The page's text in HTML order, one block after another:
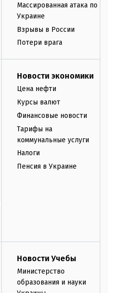
Массированная атака по
Украине
Взрывы в России
Потери врага
Новости экономики
Цена нефти
Курсы валют
Финансовые новости
Тарифы на
коммунальные услуги
Налоги
Пенсия в Украине
Новости Учебы
Министерство
образования и науки